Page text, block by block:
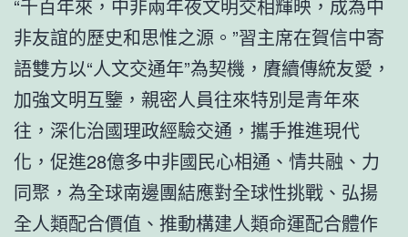
“千百年來，中非兩年夜文明交相輝映，成為中
非友誼的歷史和思惟之源。”習主席在賀信中寄
語雙方以“人文交通年”為契機，賡續傳統友愛，
加強文明互鑒，親密人員往來特別是青年來
往，深化治國理政經驗交通，攜手推進現代
化，促進28億多中非國民心相通、情共融、力
同聚，為全球南邊團結應對全球性挑戰、弘揚
全人類配合價值、推動構建人類命運配合體作